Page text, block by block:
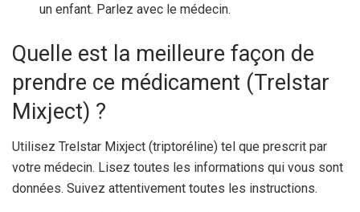
un enfant. Parlez avec le médecin.
Quelle est la meilleure façon de
prendre ce médicament (Trelstar
Mixject) ?
Utilisez Trelstar Mixject (triptoréline) tel que prescrit par
votre médecin. Lisez toutes les informations qui vous sont
données. Suivez attentivement toutes les instructions.